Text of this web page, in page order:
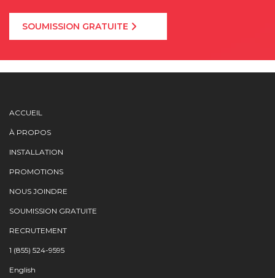
SOUMISSION GRATUITE
ACCUEIL
À PROPOS
INSTALLATION
PROMOTIONS
NOUS JOINDRE
SOUMISSION GRATUITE
RECRUTEMENT
1 (855) 524-9595
English